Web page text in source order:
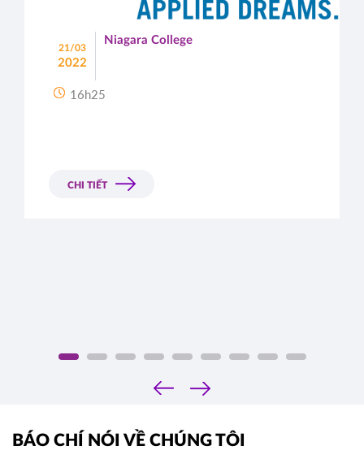
21/03
2022
Niagara College
16h25
CHI TIẾT
‹
›
BÁO CHÍ NÓI VỀ CHÚNG TÔI